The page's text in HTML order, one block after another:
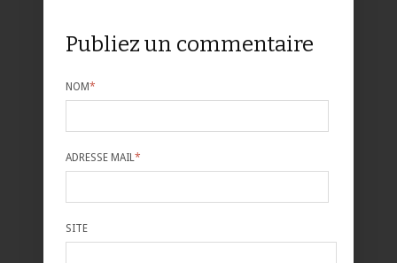
Publiez un commentaire
NOM*
ADRESSE MAIL *
SITE